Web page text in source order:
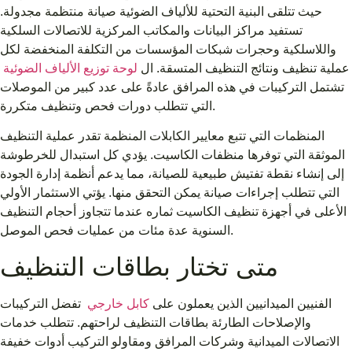
حيث تتلقى البنية التحتية للألياف الضوئية صيانة منتظمة مجدولة.
تستفيد مراكز البيانات والمكاتب المركزية للاتصالات السلكية
واللاسلكية وحجرات شبكات المؤسسات من التكلفة المنخفضة لكل
عملية تنظيف ونتائج التنظيف المتسقة. ال لوحة توزيع الألياف الضوئية
تشتمل التركيبات في هذه المرافق عادةً على عدد كبير من الموصلات
التي تتطلب دورات فحص وتنظيف متكررة.
المنظمات التي تتبع معايير الكابلات المنظمة تقدر عملية التنظيف
الموثقة التي توفرها منظفات الكاسيت. يؤدي كل استبدال للخرطوشة
إلى إنشاء نقطة تفتيش طبيعية للصيانة، مما يدعم أنظمة إدارة الجودة
التي تتطلب إجراءات صيانة يمكن التحقق منها. يؤتي الاستثمار الأولي
الأعلى في أجهزة تنظيف الكاسيت ثماره عندما تتجاوز أحجام التنظيف
السنوية عدة مئات من عمليات فحص الموصل.
متى تختار بطاقات التنظيف
الفنيين الميدانيين الذين يعملون على كابل خارجي تفضل التركيبات
والإصلاحات الطارئة بطاقات التنظيف لراحتهم. تتطلب خدمات
الاتصالات الميدانية وشركات المرافق ومقاولو التركيب أدوات خفيفة